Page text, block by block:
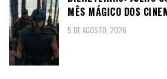
MÊS MÁGICO DOS
5 DE AGOSTO, 2026